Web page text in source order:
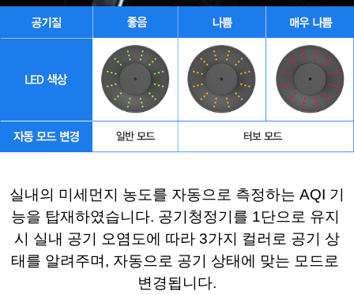
실내의 미세먼지 농도를 자동으로 측정하는 AQI 기
능을 탑재하였습니다. 공기청정기를 1단으로 유지
시 실내 공기 오염도에 따라 3가지 컬러로 공기 상
태를 알려주며, 자동으로 공기 상태에 맞는 모드로
변경됩니다.